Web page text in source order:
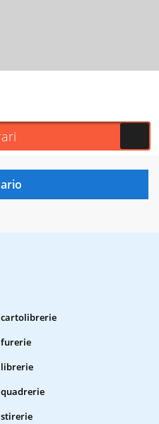
cartolibrerie
furerie
librerie
quadrerie
stirerie